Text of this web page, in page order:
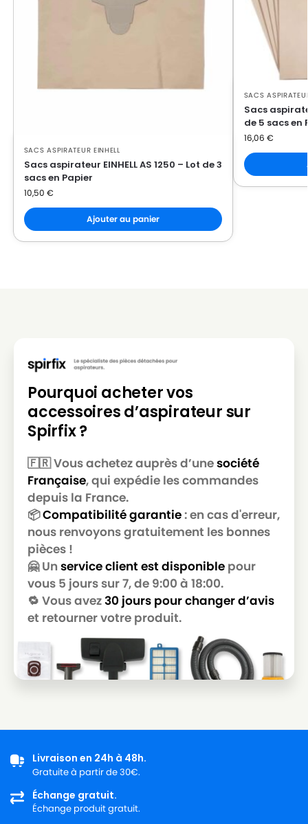
EINHELL INOX 1250
EINHELL
EINHELL INOX 1450 W
EINHELL
EINHELL
EINHELL INOX 20 A
EINHELL
EINHELL INOX 2000
EINHELL
EINHELL RT-VC 1500
EINHELL
EINHELL RT-VC 1500 WM
EINHELL
EINHELL RT-VC 1525 SA
EINHELL
EINHELL
EINHELL TH-VC 1820 S
EINHELL
EINHELL VM 1220 S
EINHELL
EINHELL YPL 1250
EINHELL
SACS ASPIRATEUR EINHELL
Sacs aspirateur EINHELL AS 1250 – Lot de 3
sacs en Papier
10,50 €
Ajouter au panier
SACS
Sacs
de 5 sacs en
16,06 €
Pourquoi acheter vos
accessoires d’aspirateur sur
Spirfix ?
🇫🇷 Vous achetez auprès d’unesociété
Française, qui expédie les commandes
depuis la France.
📦Compatibilité garantie: en cas d'erreur,
nous renvoyons gratuitement les bonnes
pièces !
🤗 Un service client est disponible pour
vous 5 jours sur 7, de 9:00 à 18:00.
🔁 Vous avez30 jours pour changer d’avis
et retourner votre produit.
Livraison en 24h à 48h.
Gratuite à partir de 30€.
Échange gratuit.
Échange produit gratuit.